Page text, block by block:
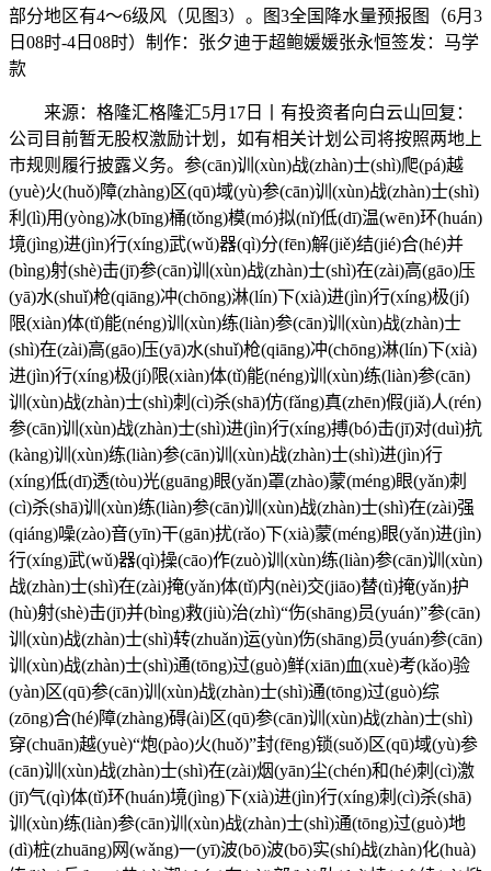
部分地区有4～6级风（见图3）。图3全国降水量预报图（6月3
日08时-4日08时）制作：张夕迪于超鲍媛媛张永恒签发：马学
款
来源：格隆汇格隆汇5月17日丨有投资者向白云山回复：
公司目前暂无股权激励计划，如有相关计划公司将按照两地上
市规则履行披露义务。参(cān)训(xùn)战(zhàn)士(shì)爬(pá)越
(yuè)火(huǒ)障(zhàng)区(qū)域(yù)参(cān)训(xùn)战(zhàn)士(shì)
利(lì)用(yòng)冰(bīng)桶(tǒng)模(mó)拟(nǐ)低(dī)温(wēn)环(huán)
境(jìng)进(jìn)行(xíng)武(wǔ)器(qì)分(fēn)解(jiě)结(jié)合(hé)并
(bìng)射(shè)击(jī)参(cān)训(xùn)战(zhàn)士(shì)在(zài)高(gāo)压
(yā)水(shuǐ)枪(qiāng)冲(chōng)淋(lín)下(xià)进(jìn)行(xíng)极(jí)
限(xiàn)体(tǐ)能(néng)训(xùn)练(liàn)参(cān)训(xùn)战(zhàn)士
(shì)在(zài)高(gāo)压(yā)水(shuǐ)枪(qiāng)冲(chōng)淋(lín)下(xià)
进(jìn)行(xíng)极(jí)限(xiàn)体(tǐ)能(néng)训(xùn)练(liàn)参(cān)
训(xùn)战(zhàn)士(shì)刺(cì)杀(shā)仿(fǎng)真(zhēn)假(jiǎ)人(rén)
参(cān)训(xùn)战(zhàn)士(shì)进(jìn)行(xíng)搏(bó)击(jī)对(duì)抗
(kàng)训(xùn)练(liàn)参(cān)训(xùn)战(zhàn)士(shì)进(jìn)行
(xíng)低(dī)透(tòu)光(guāng)眼(yǎn)罩(zhào)蒙(méng)眼(yǎn)刺
(cì)杀(shā)训(xùn)练(liàn)参(cān)训(xùn)战(zhàn)士(shì)在(zài)强
(qiáng)噪(zào)音(yīn)干(gān)扰(rǎo)下(xià)蒙(méng)眼(yǎn)进(jìn)
行(xíng)武(wǔ)器(qì)操(cāo)作(zuò)训(xùn)练(liàn)参(cān)训(xùn)
战(zhàn)士(shì)在(zài)掩(yǎn)体(tǐ)内(nèi)交(jiāo)替(tì)掩(yǎn)护
(hù)射(shè)击(jī)并(bìng)救(jiù)治(zhì)“伤(shāng)员(yuán)”参(cān)
训(xùn)战(zhàn)士(shì)转(zhuǎn)运(yùn)伤(shāng)员(yuán)参(cān)
训(xùn)战(zhàn)士(shì)通(tōng)过(guò)鲜(xiān)血(xuè)考(kǎo)验
(yàn)区(qū)参(cān)训(xùn)战(zhàn)士(shì)通(tōng)过(guò)综
(zōng)合(hé)障(zhàng)碍(ài)区(qū)参(cān)训(xùn)战(zhàn)士(shì)
穿(chuān)越(yuè)“炮(pào)火(huǒ)”封(fēng)锁(suǒ)区(qū)域(yù)参
(cān)训(xùn)战(zhàn)士(shì)在(zài)烟(yān)尘(chén)和(hé)刺(cì)激
(jī)气(qì)体(tǐ)环(huán)境(jìng)下(xià)进(jìn)行(xíng)刺(cì)杀(shā)
训(xùn)练(liàn)参(cān)训(xùn)战(zhàn)士(shì)通(tōng)过(guò)地
(dì)桩(zhuāng)网(wǎng)一(yī)波(bō)波(bō)实(shí)战(zhàn)化(huà)